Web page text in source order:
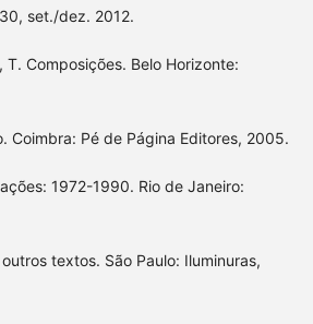
set./dez. 2012.
T. Composições. Belo Horizonte:
Coimbra: Pé de Página Editores, 2005.
1972-1990. Rio de Janeiro:
outros textos. São Paulo: Iluminuras,